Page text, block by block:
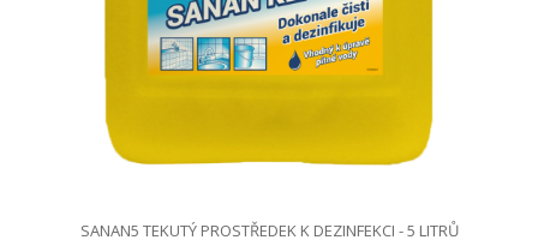
SANAN5 TEKUTÝ PROSTŘEDEK K DEZINFEKCI - 5 LITRŮ